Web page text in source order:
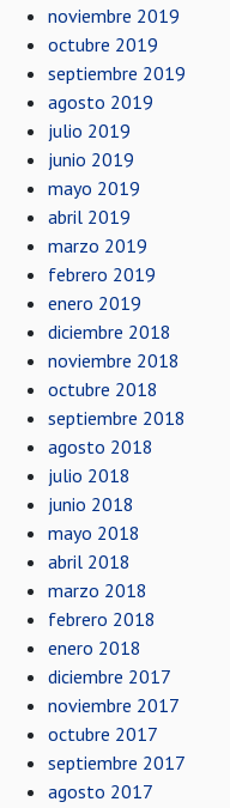
noviembre 2019
octubre 2019
septiembre 2019
agosto 2019
julio 2019
junio 2019
mayo 2019
abril 2019
marzo 2019
febrero 2019
enero 2019
diciembre 2018
noviembre 2018
octubre 2018
septiembre 2018
agosto 2018
julio 2018
junio 2018
mayo 2018
abril 2018
marzo 2018
febrero 2018
enero 2018
diciembre 2017
noviembre 2017
octubre 2017
septiembre 2017
agosto 2017